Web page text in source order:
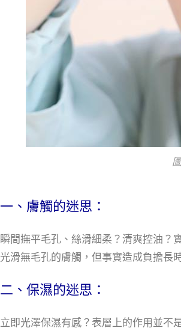
一、膚觸的迷思：
瞬間撫平毛孔、絲滑細柔？清爽控油？
光滑無毛孔的膚觸，但事實造成負擔長
二、保濕的迷思：
立即光澤保濕有感？表層上的作用並不